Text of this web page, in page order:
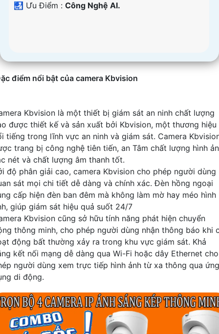
️🛃 Ưu Điểm : Công Nghệ AI.
điểm nổi bật của camera Kbvision
Kbvision là một thiết bị giám sát an ninh chất lượng
được thiết kế và sản xuất bởi Kbvision, một thương hiệu
tiếng trong lĩnh vực an ninh và giám sát. Camera
trang bị công nghệ tiên tiến, an Tâm chất lượng hình
nét và chất lượng âm thanh tốt.
độ phân giải cao, camera Kbvision cho phép người dùng
sát mọi chi tiết dễ dàng và chính xác. Đèn hồng ngoại
cấp hiện đèn ban đêm mà không làm mờ hay méo hình
giúp giám sát hiệu quả suốt 24/7
Kbvision cũng sở hữu tính năng phát hiện chuyển
thông minh, cho phép người dùng nhận thông báo khi
động bất thường xảy ra trong khu vực giám sát. Khả
kết nối mạng dễ dàng qua Wi-Fi hoặc dây Ethernet cho
người dùng xem trực tiếp hình ảnh từ xa thông qua ứng
di động.